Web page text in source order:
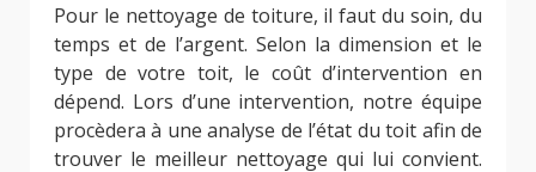
Pour le nettoyage de toiture, il faut du soin, du
temps et de l’argent. Selon la dimension et le
type de votre toit, le coût d’intervention en
dépend. Lors d’une intervention, notre équipe
procèdera à une analyse de l’état du toit afin de
trouver le meilleur nettoyage qui lui convient.